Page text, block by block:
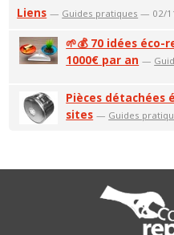
Liens — Guides pratiques — 02/
🌱💰 70 idées
1000€ par an —
Pièces détachées
sites — Guides